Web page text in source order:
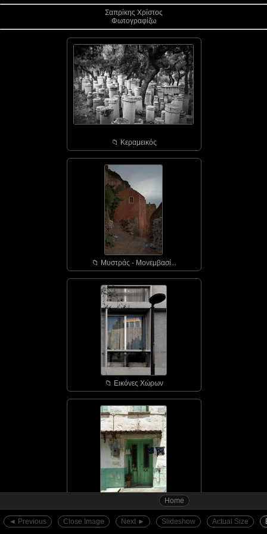
Home
◄︎ Previous Close Image Next ►︎ Slideshow Actual Size
Σαπρίκης Χρίστος
Φωτογραφίζω
📁︎ Κεραμεικός
📁︎ Μυστράς - Μονεμβασί...
📁︎ Εικόνες Χώρων
📁︎ Αγιάσος - οι πόρτε...